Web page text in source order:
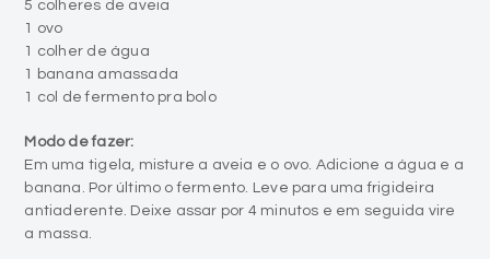
5 colheres de aveia
1 ovo
1 colher de água
1 banana amassada
1 col de fermento pra bolo
Modo de fazer:
Em uma tigela, misture a aveia e o ovo. Adicione a água e a
banana. Por último o fermento. Leve para uma frigideira
antiaderente. Deixe assar por 4 minutos e em seguida vire
a massa.